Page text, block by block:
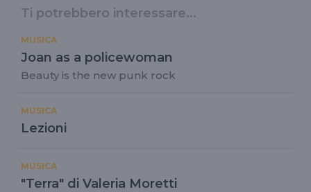
Ti potrebbero interessare...
MUSICA
Joan as a policewoman
Beauty is the new punk rock
MUSICA
Lezioni
MUSICA
"Terra" di Valeria Moretti